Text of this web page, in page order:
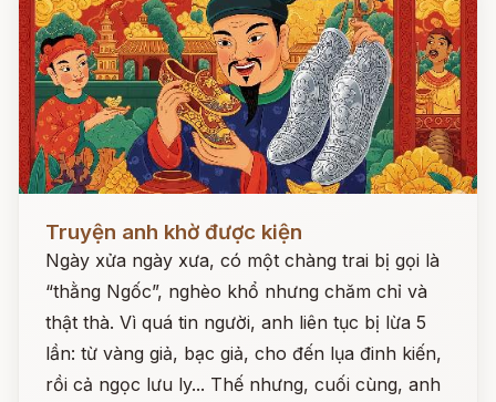
Truyện anh khờ được kiện
Ngày xửa ngày xưa, có một chàng trai bị gọi là
“thằng Ngốc”, nghèo khổ nhưng chăm chỉ và
thật thà. Vì quá tin người, anh liên tục bị lừa 5
lần: từ vàng giả, bạc giả, cho đến lụa đinh kiến,
rồi cả ngọc lưu ly... Thế nhưng, cuối cùng, anh